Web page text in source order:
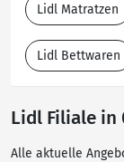
Lidl Matratzen
Lidl Bettwaren
Lidl Filiale in
Alle aktuelle